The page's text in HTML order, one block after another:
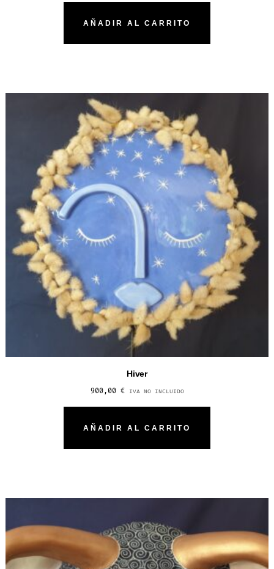
AÑADIR AL CARRITO
Hiver
900,00 € IVA NO INCLUIDO
AÑADIR AL CARRITO